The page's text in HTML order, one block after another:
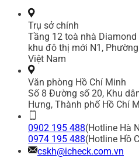
Trụ sở chính
Tầng 12 toà nhà Diamond
khu đô thị mới N1,
Việt Nam
Văn phòng Hồ Chí Minh
Số 8 Đường số 20, Khu
Hưng, Thành phố Hồ Chí
0902 195 488(Hotline Hà
0974 195 488(Hotline Hồ
cskh@icheck.com.vn